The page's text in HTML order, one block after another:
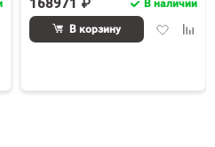
168971 ₽ В наличии
Добавить
В корзину